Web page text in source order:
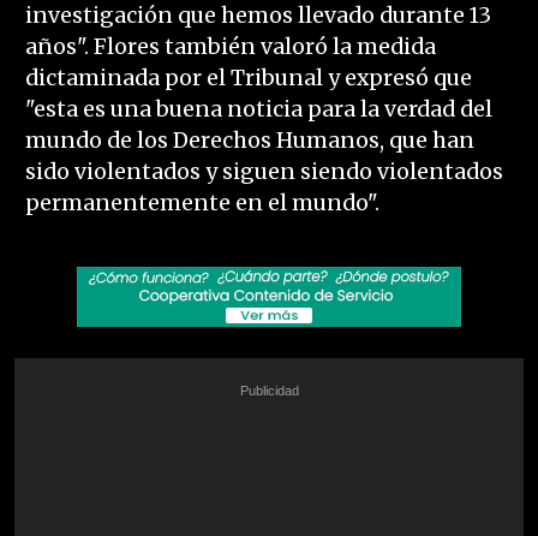
investigación que hemos llevado durante 13
años". Flores también valoró la medida
dictaminada por el Tribunal y expresó que
"esta es una buena noticia para la verdad del
mundo de los Derechos Humanos, que han
sido violentados y siguen siendo violentados
permanentemente en el mundo".